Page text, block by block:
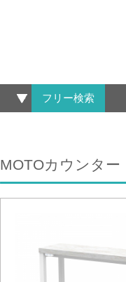
フリー検索
MOTOカウンタ